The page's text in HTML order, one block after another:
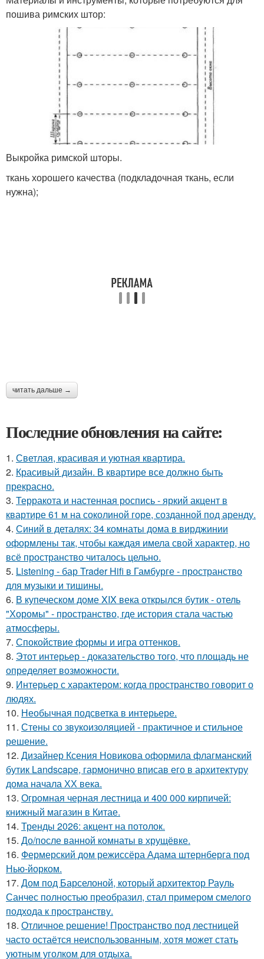
пошива римских штор:
Выкройка римской шторы.
ткань хорошего качества (подкладочная ткань, если
нужна);
читать дальше →
Последние обновления на сайте:
1. Светлая, красивая и уютная квартира.
2. Красивый дизайн. В квартире все должно быть
прекрасно.
3. Терракота и настенная роспись - яркий акцент в
квартире 61 м на соколиной горе, созданной под аренду.
4. Синий в деталях: 34 комнаты дома в вирджинии
оформлены так, чтобы каждая имела свой характер, но
всё пространство читалось цельно.
5. Listening - бар Trader Hifi в Гамбурге - пространство
для музыки и тишины.
6. В купеческом доме XIX века открылся бутик - отель
"Хоромы" - пространство, где история стала частью
атмосферы.
7. Спокойствие формы и игра оттенков.
8. Этот интерьер - доказательство того, что площадь не
определяет возможности.
9. Интерьер с характером: когда пространство говорит о
людях.
10. Необычная подсветка в интерьере.
11. Стены со звукоизоляцией - практичное и стильное
решение.
12. Дизайнер Ксения Новикова оформила флагманский
бутик Landscape, гармонично вписав его в архитектуру
дома начала ХХ века.
13. Огромная черная лестница и 400 000 кирпичей:
книжный магазин в Китае.
14. Тренды 2026: акцент на потолок.
15. До/после ванной комнаты в хрущёвке.
16. Фермерский дом режиссёра Адама штернберга под
Нью-йорком.
17. Дом под Барселоной, который архитектор Рауль
Санчес полностью преобразил, стал примером смелого
подхода к пространству.
18. Отличное решение! Пространство под лестницей
часто остаётся неиспользованным, хотя может стать
уютным уголком для отдыха.